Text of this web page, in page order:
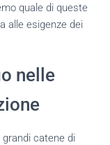
quale di queste
alle esigenze dei
nelle
grandi catene di